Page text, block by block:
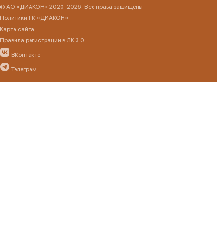
© АО «ДИАКОН» 2020–2026. Все права защищены
Политики ГК «ДИАКОН»
Карта сайта
Правила регистрации в ЛК 3.0
ВКонтакте
Телеграм